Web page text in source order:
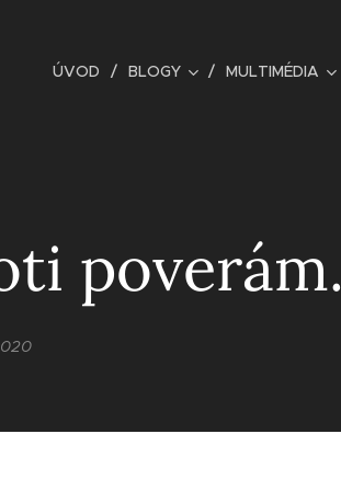
ÚVOD BLOGY MULTIMÉDIA
poverám.